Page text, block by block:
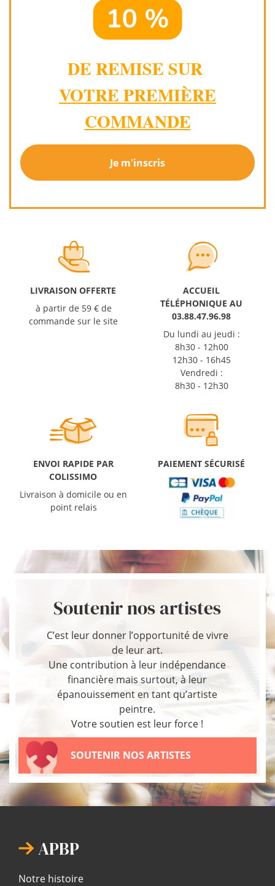
DE REMISE SUR
VOTRE PREMIÈRE
COMMANDE
Je m'inscris
LIVRAISON OFFERTE
à partir de 59 € de
commande sur le site
ACCUEIL
TÉLÉPHONIQUE AU
03.88.47.96.98
Du lundi au jeudi :
8h30 - 12h00
12h30 - 16h45
Vendredi :
8h30 - 12h30
ENVOI RAPIDE PAR
COLISSIMO
Livraison à domicile ou en
point relais
PAIEMENT SÉCURISÉ
Soutenir nos artistes
C’est leur donner l’opportunité de vivre
de leur art.
Une contribution à leur indépendance
financière mais surtout, à leur
épanouissement en tant qu’artiste
peintre.
Votre soutien est leur force !
SOUTENIR NOS ARTISTES
APBP
Notre histoire